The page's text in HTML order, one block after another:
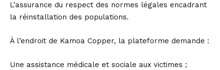
L’assurance du respect des normes légales encadrant
la réinstallation des populations.
À l’endroit de Kamoa Copper, la plateforme demande :
Une assistance médicale et sociale aux victimes ;